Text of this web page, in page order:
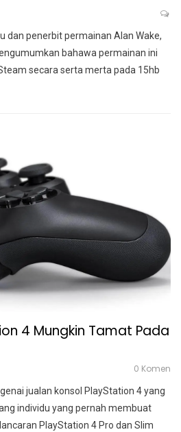
dan penerbit permainan Alan Wake,
bahawa permainan ini
secara serta merta pada 15hb
4 Mungkin Tamat Pada
0 Komen
jualan konsol PlayStation 4 yang
individu yang pernah membuat
PlayStation 4 Pro dan Slim